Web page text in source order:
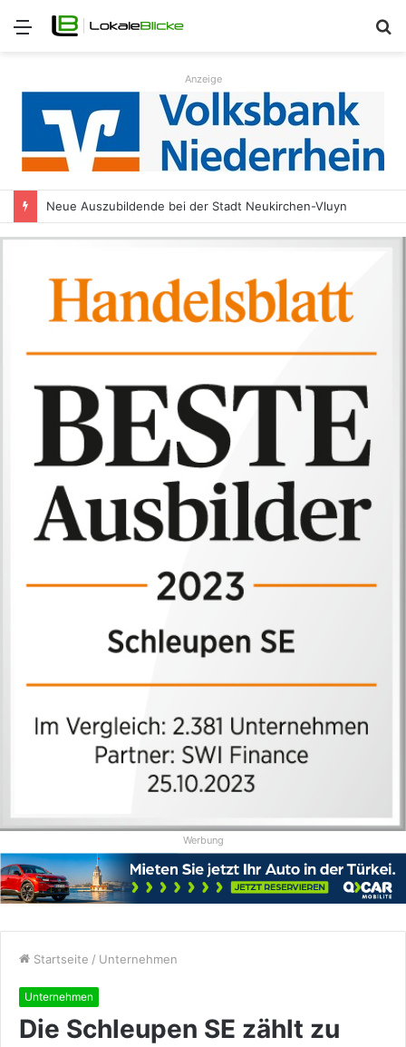
Menü
Anzeige
Neue Auszubildende bei der Stadt Neukirchen-Vluyn
Werbung
Startseite / Unternehmen
Unternehmen
Die Schleupen SE zählt zu